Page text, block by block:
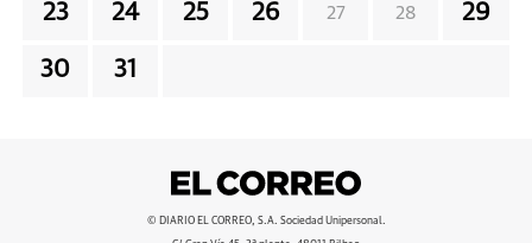
23 24 25 26 27 28 29
30 31
© DIARIO EL CORREO, S.A. Sociedad Unipersonal.